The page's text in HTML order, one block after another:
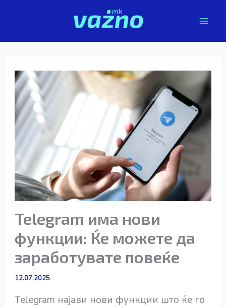
Telegram има нови
функции: Ќе можете да
заработувате повеќе
12.07.2025
Telegram најави нови функции што ќе го